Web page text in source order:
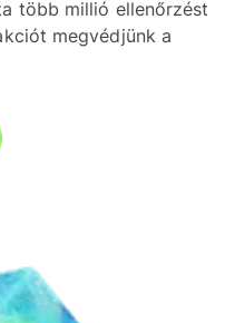
több millió ellenőrzést
megvédjünk a